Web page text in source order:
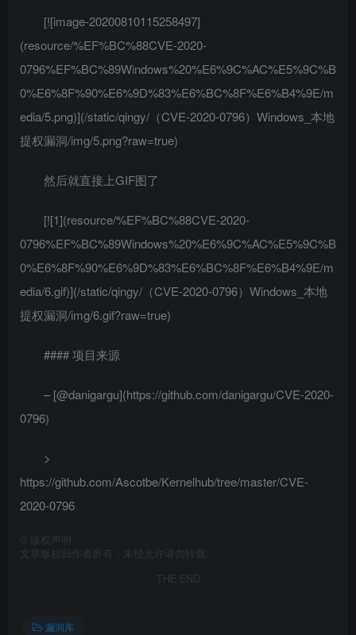
[![image-20200810115258497]
(resource/%EF%BC%88CVE-2020-
0796%EF%BC%89Windows%20%E6%9C%AC%E5%9C%B
0%E6%8F%90%E6%9D%83%E6%BC%8F%E6%B4%9E/m
edia/5.png)](/static/qingy/（CVE-2020-0796）Windows_本地
提权漏洞/img/5.png?raw=true)
然后就直接上GIF图了
[![1](resource/%EF%BC%88CVE-2020-
0796%EF%BC%89Windows%20%E6%9C%AC%E5%9C%B
0%E6%8F%90%E6%9D%83%E6%BC%8F%E6%B4%9E/m
edia/6.gif)](/static/qingy/（CVE-2020-0796）Windows_本地
提权漏洞/img/6.gif?raw=true)
#### 项目来源
– [@danigargu](https://github.com/danigargu/CVE-2020-
0796)
>
https://github.com/Ascotbe/Kernelhub/tree/master/CVE-
2020-0796
版权声明
文章版权归作者所有，未经允许请勿转载。
THE END
漏洞库